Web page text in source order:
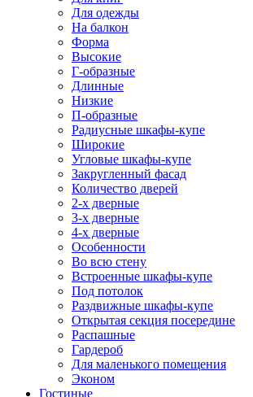
Для одежды
На балкон
Форма
Высокие
Г-образные
Длинные
Низкие
П-образные
Радиусные шкафы-купе
Широкие
Угловые шкафы-купе
Закругленный фасад
Количество дверей
2-х дверные
3-х дверные
4-х дверные
Особенности
Во всю стену
Встроенные шкафы-купе
Под потолок
Раздвижные шкафы-купе
Открытая секция посередине
Распашные
Гардероб
Для маленького помещения
Эконом
Гостиные